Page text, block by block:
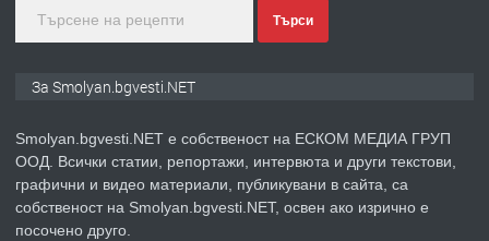
преди 2 години
ТЪРСИ Търсят се строителни работници
Търси
За Smolyan.bgvesti.NET
Smolyan.bgvesti.NET е собственост на ЕСКОМ МЕДИА ГРУП
ООД. Всички статии, репортажи, интервюта и други текстови,
графични и видео материали, публикувани в сайта, са
собственост на Smolyan.bgvesti.NET, освен ако изрично е
посочено друго.